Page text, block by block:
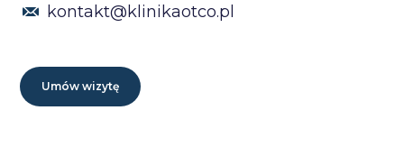
kontakt@klinikaotco.pl
Umów wizytę